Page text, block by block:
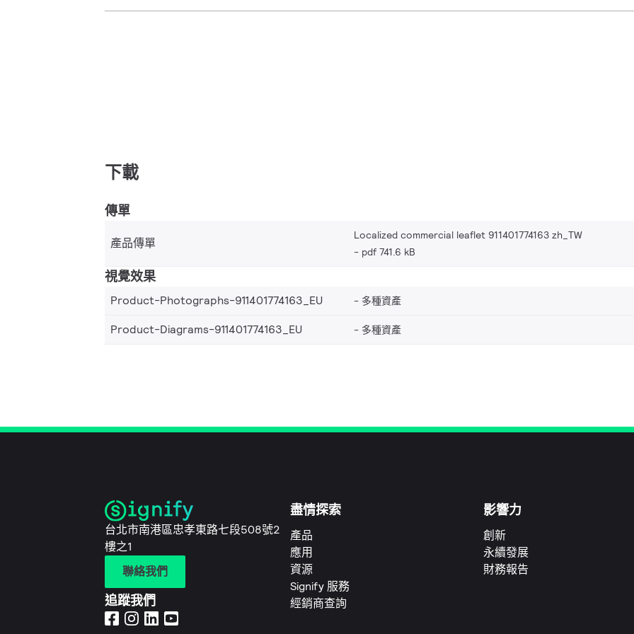
下載
傳單
產品傳單
Localized commercial leaflet 911401774163 zh_TW
pdf 741.6 kB
視覺效果
Product-Photographs-911401774163_EU 多種資產
Product-Diagrams-911401774163_EU
多種資產
台北市南港區忠孝東路七段508號2
樓之1
聯絡我們
追蹤我們
盡情探索
產品
應用
資源
Signify 服務
經銷商查詢
影響力
創新
永續發展
財務報告